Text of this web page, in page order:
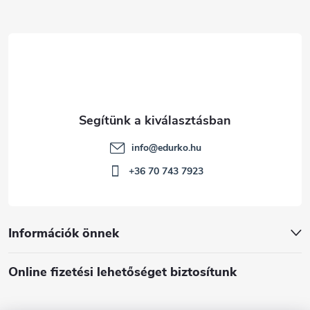
Információk önnek
Online fizetési lehetőséget biztosítunk
info@edurko.hu
+36 70 743 7923